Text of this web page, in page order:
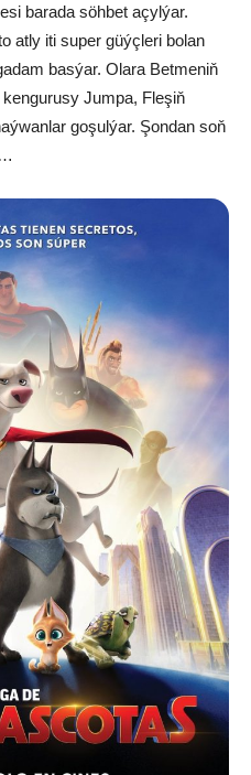
barada söhbet açylýar.
atly iti super güýçleri bolan
basýar. Olara Betmeniň
Jumpa, Fleşiň
goşulýar. Şondan soň